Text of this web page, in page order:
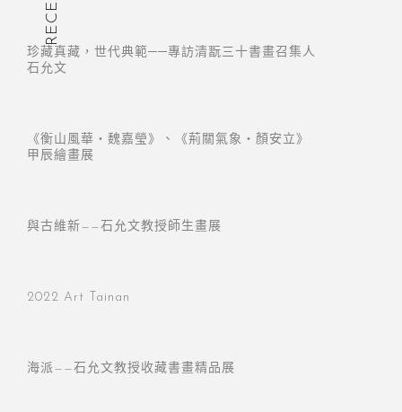
珍藏真藏，世代典範──專訪清翫三十書畫召集人
石允文
《衡山風華・魏嘉瑩》、《荊關氣象・顏安立》
甲辰繪畫展
與古維新——石允文教授師生畫展
2022 Art Tainan
海派——石允文教授收藏書畫精品展